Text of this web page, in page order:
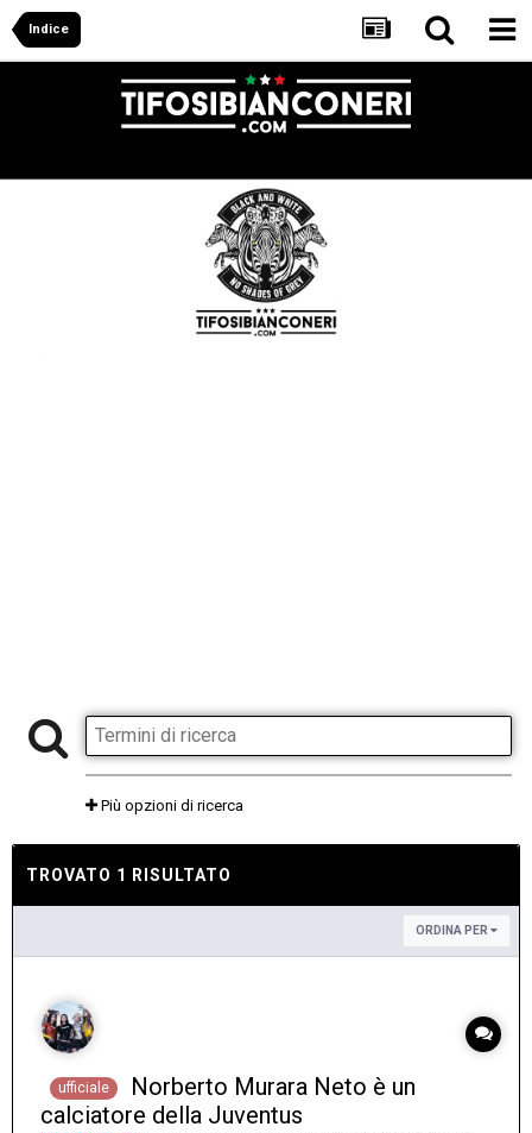
Indice
Più opzioni di ricerca
TROVATO 1 RISULTATO
ORDINA PER
ufficiale
Norberto Murara Neto è un
calciatore della Juventus